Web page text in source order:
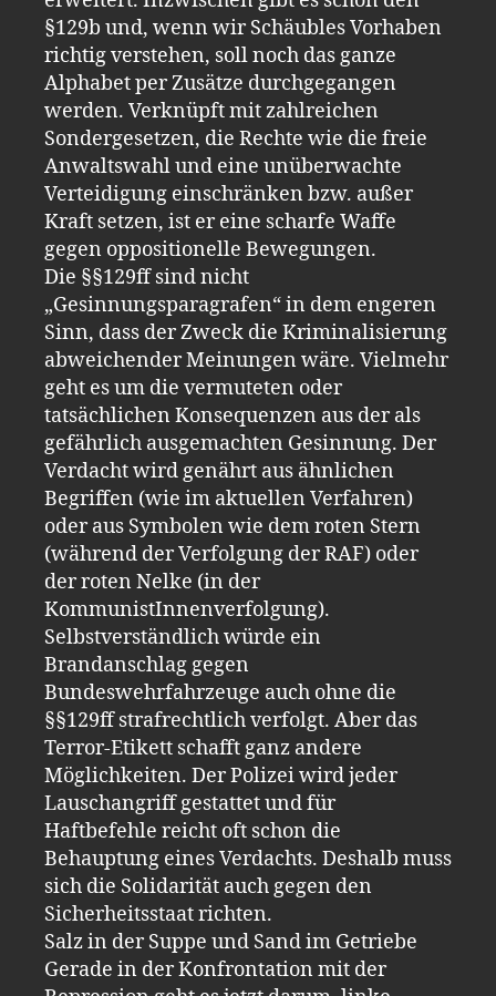
§129b und, wenn wir Schäubles Vorhaben
richtig verstehen, soll noch das ganze
Alphabet per Zusätze durchgegangen
werden. Verknüpft mit zahlreichen
Sondergesetzen, die Rechte wie die freie
Anwaltswahl und eine unüberwachte
Verteidigung einschränken bzw. außer
Kraft setzen, ist er eine scharfe Waffe
gegen oppositionelle Bewegungen.
Die §§129ff sind nicht
„Gesinnungsparagrafen“ in dem engeren
Sinn, dass der Zweck die Kriminalisierung
abweichender Meinungen wäre. Vielmehr
geht es um die vermuteten oder
tatsächlichen Konsequenzen aus der als
gefährlich ausgemachten Gesinnung. Der
Verdacht wird genährt aus ähnlichen
Begriffen (wie im aktuellen Verfahren)
oder aus Symbolen wie dem roten Stern
(während der Verfolgung der RAF) oder
der roten Nelke (in der
KommunistInnenverfolgung).
Selbstverständlich würde ein
Brandanschlag gegen
Bundeswehrfahrzeuge auch ohne die
§§129ff strafrechtlich verfolgt. Aber das
Terror-Etikett schafft ganz andere
Möglichkeiten. Der Polizei wird jeder
Lauschangriff gestattet und für
Haftbefehle reicht oft schon die
Behauptung eines Verdachts. Deshalb muss
sich die Solidarität auch gegen den
Sicherheitsstaat richten.
Salz in der Suppe und Sand im Getriebe
Gerade in der Konfrontation mit der